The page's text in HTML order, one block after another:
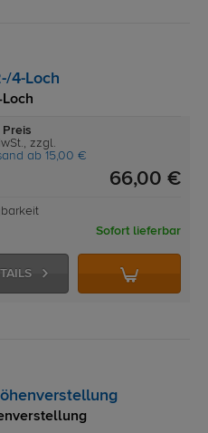
4-Loch
Preis
zzgl.
ab 15,00 €
66,00 €
Sofort lieferbar